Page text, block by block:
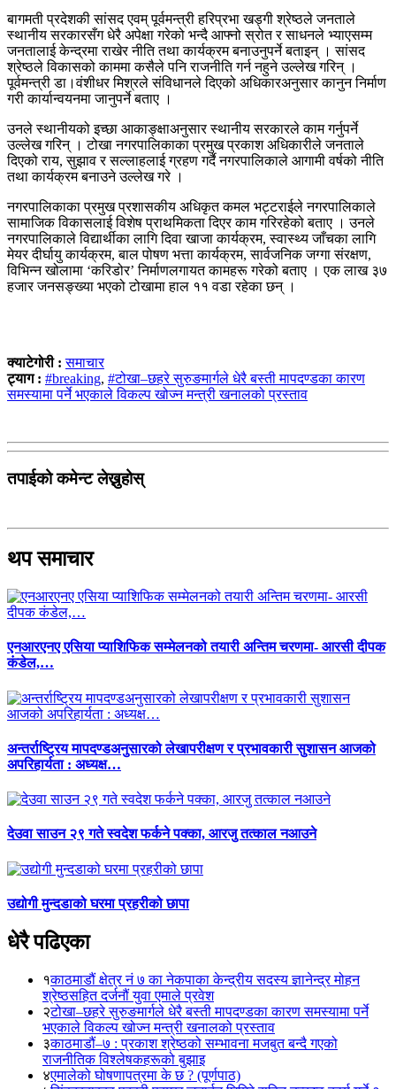
बागमती प्रदेशकी सांसद एवम् पूर्वमन्त्री हरिप्रभा खड्गी श्रेष्ठले जनताले
स्थानीय सरकारसँग धेरै अपेक्षा गरेको भन्दै आफ्नो स्रोत र साधनले भ्याएसम्म
जनतालाई केन्द्रमा राखेर नीति तथा कार्यक्रम बनाउनुपर्ने बताइन् । सांसद
श्रेष्ठले विकासको काममा कसैले पनि राजनीति गर्न नहुने उल्लेख गरिन् ।
पूर्वमन्त्री डा‍‍।वंशीधर मिश्रले संविधानले दिएको अधिकारअनुसार कानुन निर्माण
गरी कार्यान्वयनमा जानुपर्ने बताए ।
उनले स्थानीयको इच्छा आकाङ्क्षाअनुसार स्थानीय सरकारले काम गर्नुपर्ने
उल्लेख गरिन् । टोखा नगरपालिकाका प्रमुख प्रकाश अधिकारीले जनताले
दिएको राय, सुझाव र सल्लाहलाई ग्रहण गर्दै नगरपालिकाले आगामी वर्षको नीति
तथा कार्यक्रम बनाउने उल्लेख गरे ।
नगरपालिकाका प्रमुख प्रशासकीय अधिकृत कमल भट्टराईले नगरपालिकाले
सामाजिक विकासलाई विशेष प्राथमिकता दिएर काम गरिरहेको बताए । उनले
नगरपालिकाले विद्यार्थीका लागि दिवा खाजा कार्यक्रम, स्वास्थ्य जाँचका लागि
मेयर दीर्घायु कार्यक्रम, बाल पोषण भत्ता कार्यक्रम, सार्वजनिक जग्गा संरक्षण,
विभिन्न खोलामा ‘करिडोर’ निर्माणलगायत कामहरू गरेको बताए । एक लाख ३७
हजार जनसङ्ख्या भएको टोखामा हाल ११ वडा रहेका छन् ।
क्याटेगोरी :समाचार
ट्याग : #breaking, #टोखा–छहरे सुरुङमार्गले धेरै बस्ती मापदण्डका कारण
समस्यामा पर्ने भएकाले विकल्प खोज्न मन्त्री खनालको प्रस्ताव
तपाईको कमेन्ट लेख्नुहोस्
थप समाचार
एनआरएनए एसिया प्याशिफिक सम्मेलनको तयारी अन्तिम चरणमा- आरसी दीपक
कंडेल,…
अन्तर्राष्ट्रिय मापदण्डअनुसारको लेखापरीक्षण र प्रभावकारी सुशासन आजको
अपरिहार्यता : अध्यक्ष…
देउवा साउन २९ गते स्वदेश फर्कने पक्का, आरजु तत्काल नआउने
उद्योगी मुन्दडाको घरमा प्रहरीको छापा
धेरै पढिएका
१काठमाडौं क्षेत्र नं ७ का नेकपाका केन्द्रीय सदस्य ज्ञानेन्द्र मोहन
श्रेष्ठसहित दर्जनौं युवा एमाले प्रवेश
२टोखा–छहरे सुरुङमार्गले धेरै बस्ती मापदण्डका कारण समस्यामा पर्ने
भएकाले विकल्प खोज्न मन्त्री खनालको प्रस्ताव
३काठमाडौं–७ : प्रकाश श्रेष्ठको सम्भावना मजबुत बन्दै गएको
राजनीतिक विश्लेषकहरूको बुझाइ
४एमालेको घोषणापत्रमा के छ ? (पूर्णपाठ)